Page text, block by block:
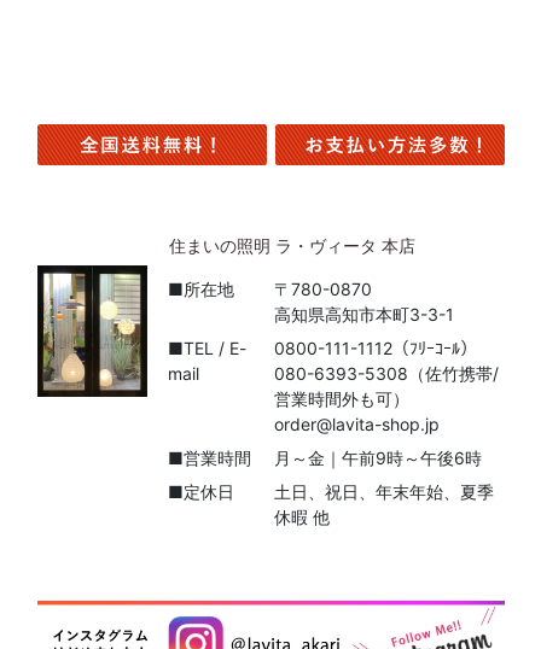
住まいの照明 ラ・ヴィータ 本店
■所在地
〒780-0870
高知県高知市本町3-3-1
■TEL / E-
mail
0800-111-1112（ﾌﾘｰｺｰﾙ）
080-6393-5308（佐竹携帯/
営業時間外も可）
order@lavita-shop.jp
■営業時間
月～金｜午前9時～午後6時
■定休日
土日、祝日、年末年始、夏季
休暇 他